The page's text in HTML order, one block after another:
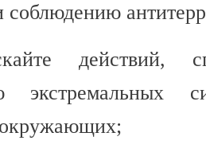
соблюдению
действий,
экстремальных
окружающих;